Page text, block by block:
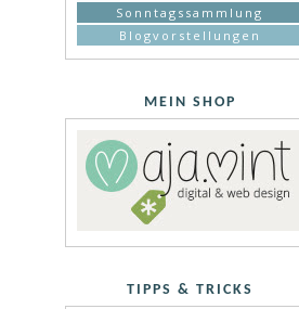
Sonntagssammlung
Blogvorstellungen
MEIN SHOP
TIPPS & TRICKS